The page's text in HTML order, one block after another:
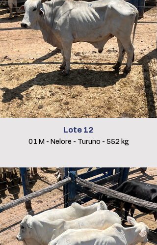
Lote 12
01 M - Nelore - Turuno - 552 kg